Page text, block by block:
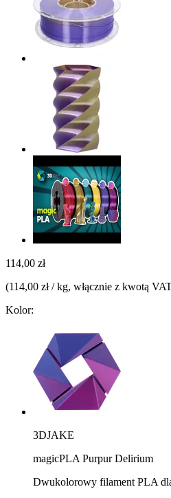
114,00 zł
(114,00 zł / kg, włącznie z kwotą
Kolor:
3DJAKE
magicPLA Purpur Delirium
Dwukolorowy filament PLA